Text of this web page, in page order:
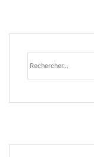
Rechercher :